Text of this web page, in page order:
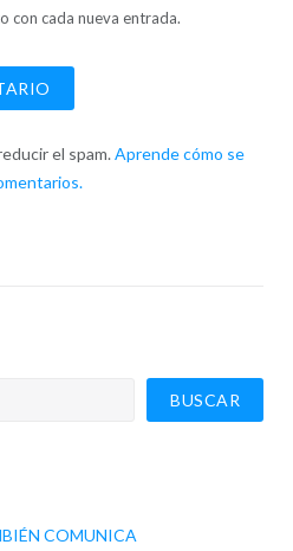
con cada nueva entrada.
el spam. Aprende cómo se
BUSCAR
COMUNICA